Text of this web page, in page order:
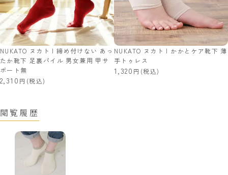
NUKATO ヌカト | 締め付けない あっ
たか靴下 足裏パイル 男女兼用 甲サ
ポート無
2,310 (税込)
NUKATO ヌカト | かかとケア靴下 薄
手トゥレス
1,320 (税込)
閲覧履歴